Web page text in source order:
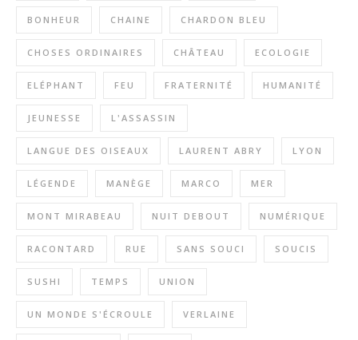
BONHEUR CHAINE CHARDON BLEU
CHOSES ORDINAIRES CHÂTEAU ECOLOGIE
ELÉPHANT FEU FRATERNITÉ HUMANITÉ
JEUNESSE L'ASSASSIN
LANGUE DES OISEAUX LAURENT ABRY LYON
LÉGENDE MANÈGE MARCO MER
MONT MIRABEAU NUIT DEBOUT NUMÉRIQUE
RACONTARD RUE SANS SOUCI SOUCIS
SUSHI TEMPS UNION
UN MONDE S'ÉCROULE VERLAINE